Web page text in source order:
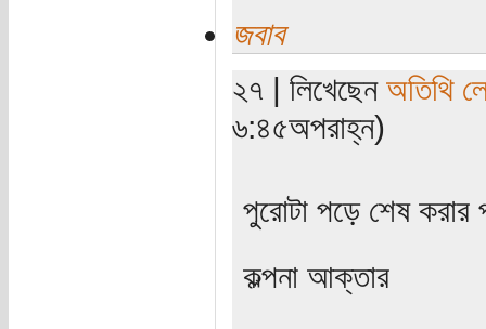
জবাব
২৭ | লিখেছেন অতিথি
৬:৪৫অপরাহ্ন)
পুরোটা পড়ে শেষ
কল্পনা আক্তার